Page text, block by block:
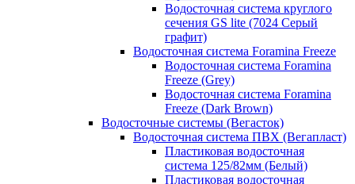
Водосточная система круглого
сечения GS lite (7024 Серый
графит)
Водосточная система Foramina Freeze
Водосточная система Foramina
Freeze (Grey)
Водосточная система Foramina
Freeze (Dark Brown)
Водосточные системы (Вегасток)
Водосточная система ПВХ (Вегапласт)
Пластиковая водосточная
система 125/82мм (Белый)
Пластиковая водосточная